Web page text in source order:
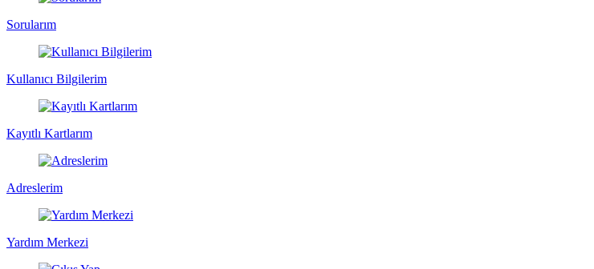
Sorularım
Kullanıcı Bilgilerim
Kayıtlı Kartlarım
Adreslerim
Yardım Merkezi